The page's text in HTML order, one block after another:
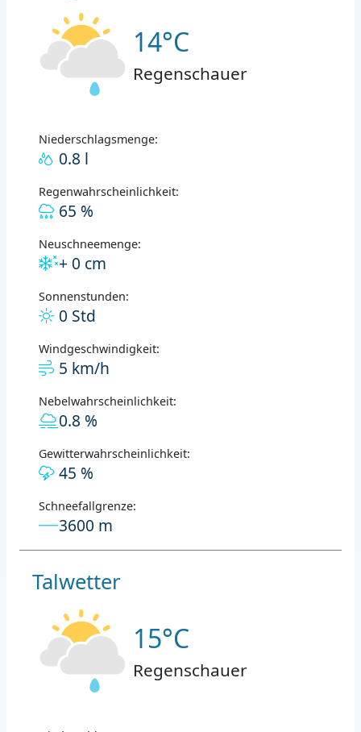
14°C
Regenschauer
Niederschlagsmenge:
0.8 l
Regenwahrscheinlichkeit:
65 %
Neuschneemenge:
+ 0 cm
Sonnenstunden:
0 Std
Windgeschwindigkeit:
5 km/h
Nebelwahrscheinlichkeit:
0.8 %
Gewitterwahrscheinlichkeit:
45 %
Schneefallgrenze:
3600 m
Talwetter
15°C
Regenschauer